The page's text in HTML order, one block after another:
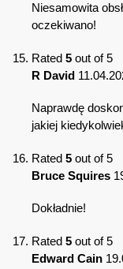
Niesamowita
oczekiwano!
Rated 5 out of 5
R David
Naprawdę
jakiej
Rated 5 out of 5
Bruce Squires
Dokładnie!
Rated 5 out of 5
Edward Cain